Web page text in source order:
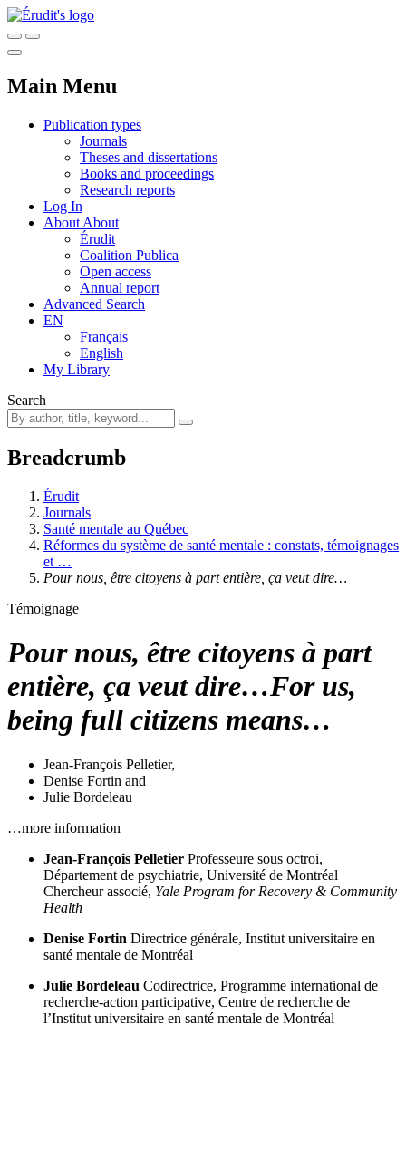
Main Menu
Publication types
Journals
Theses and dissertations
Books and proceedings
Research reports
Log In
About About
Érudit
Coalition Publica
Open access
Annual report
Advanced Search
EN
Français
English
My Library
Search
Breadcrumb
Érudit
Journals
Santé mentale au Québec
Réformes du système de santé mentale : constats, témoignages
et …
Pour nous, être citoyens à part entière, ça veut dire…
Témoignage
Pour nous, être citoyens à part
entière, ça veut dire…For us,
being full citizens means…
Jean-François Pelletier,
Denise Fortin and
Julie Bordeleau
…more information
Jean-François Pelletier Professeure sous octroi,
Département de psychiatrie, Université de Montréal
Chercheur associé, Yale Program for Recovery & Community
Health
Denise Fortin Directrice générale, Institut universitaire en
santé mentale de Montréal
Julie Bordeleau Codirectrice, Programme international de
recherche-action participative, Centre de recherche de
l’Institut universitaire en santé mentale de Montréal